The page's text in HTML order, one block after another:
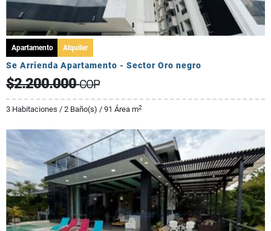
Apartamento Alquiler
Se Arrienda Apartamento - Sector Oro negro
$2.200.000COP
3 Habitaciones / 2 Baño(s) / 91 Área m2